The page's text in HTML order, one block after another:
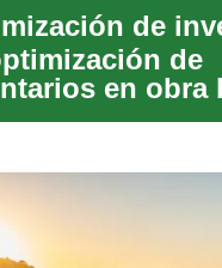
de
en obra
para
U...